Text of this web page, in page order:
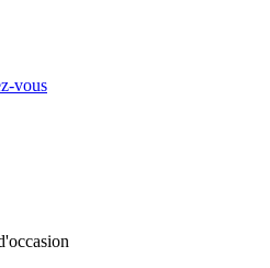
vous